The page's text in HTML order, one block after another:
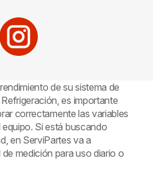
de su sistema de
es importante
correctamente las variables
Si está buscando
en ServiPartes va a
medición para uso diario o